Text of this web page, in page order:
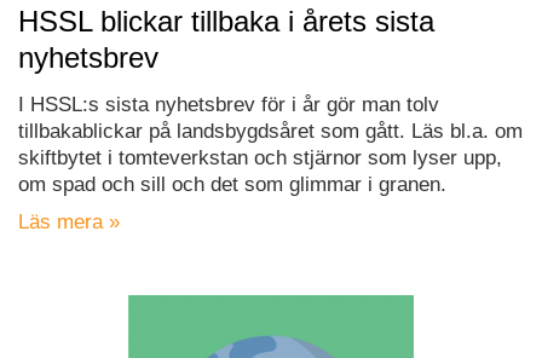
HSSL blickar tillbaka i årets sista
nyhetsbrev
I HSSL:s sista nyhetsbrev för i år gör man tolv
tillbakablickar på landsbygdsåret som gått. Läs bl.a. om
skiftbytet i tomteverkstan och stjärnor som lyser upp,
om spad och sill och det som glimmar i granen.
Läs mera »